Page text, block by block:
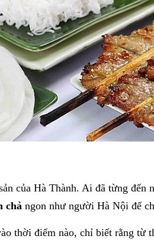
của Hà Thành. Ai đã từng
chả ngon như người Hà Nội để
thời điểm nào, chỉ biết rằng từ